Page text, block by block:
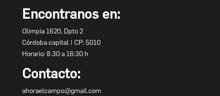
Encontranos en:
Olimpia 1620, Dpto 2
Córdoba capital | CP: 5010
Horario: 8.30 a 16:30 h
Contacto:
ahoraelcampo@gmail.com